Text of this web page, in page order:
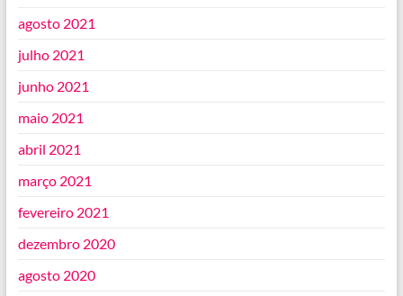
agosto 2021
julho 2021
junho 2021
maio 2021
abril 2021
março 2021
fevereiro 2021
dezembro 2020
agosto 2020